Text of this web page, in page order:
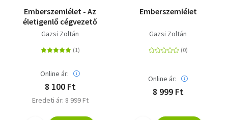
Emberszemlélet - Az
életigenlő cégvezető
Gazsi Zoltán
Online ár:
8 100 Ft
Eredeti ár: 8 999 Ft
Emberszemlélet
Gazsi Zoltán
Online ár:
8 999 Ft